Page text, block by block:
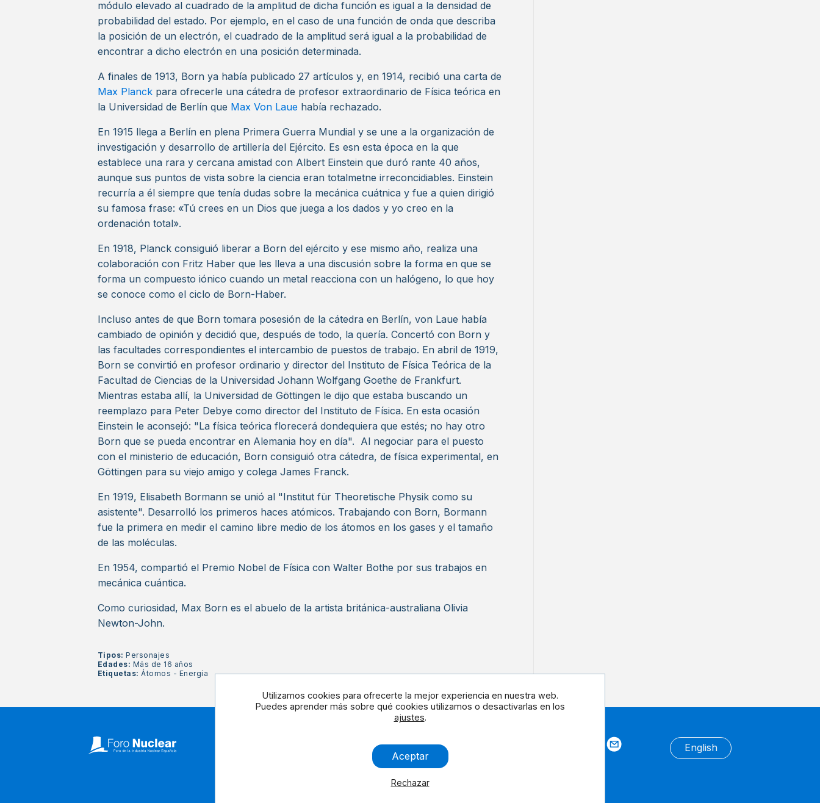
módulo elevado al cuadrado de la amplitud de dicha función es igual a la densidad de
probabilidad del estado. Por ejemplo, en el caso de una función de onda que describa
la posición de un electrón, el cuadrado de la amplitud será igual a la probabilidad de
encontrar a dicho electrón en una posición determinada.
A finales de 1913, Born ya había publicado 27 artículos y, en 1914, recibió una carta de
Max Planck para ofrecerle una cátedra de profesor extraordinario de Física teórica en
la Universidad de Berlín que Max Von Laue había rechazado.
En 1915 llega a Berlín en plena Primera Guerra Mundial y se une a la organización de
investigación y desarrollo de artillería del Ejército. Es esn esta época en la que
establece una rara y cercana amistad con Albert Einstein que duró rante 40 años,
aunque sus puntos de vista sobre la ciencia eran totalmetne irreconcidiables. Einstein
recurría a él siempre que tenía dudas sobre la mecánica cuátnica y fue a quien dirigió
su famosa frase: «Tú crees en un Dios que juega a los dados y yo creo en la
ordenación total».
En 1918, Planck consiguió liberar a Born del ejército y ese mismo año, realiza una
colaboración con Fritz Haber que les lleva a una discusión sobre la forma en que se
forma un compuesto iónico cuando un metal reacciona con un halógeno, lo que hoy
se conoce como el ciclo de Born-Haber.
Incluso antes de que Born tomara posesión de la cátedra en Berlín, von Laue había
cambiado de opinión y decidió que, después de todo, la quería.​ Concertó con Born y
las facultades correspondientes el intercambio de puestos de trabajo. En abril de 1919,
Born se convirtió en profesor ordinario y director del Instituto de Física Teórica de la
Facultad de Ciencias de la Universidad Johann Wolfgang Goethe de Frankfurt.​
Mientras estaba allí, la Universidad de Göttingen le dijo que estaba buscando un
reemplazo para Peter Debye como director del Instituto de Física. En esta ocasión
Einstein le aconsejó: "La física teórica florecerá dondequiera que estés; no hay otro
Born que se pueda encontrar en Alemania hoy en día". ​ Al negociar para el puesto
con el ministerio de educación, Born consiguió otra cátedra, de física experimental, en
Göttingen para su viejo amigo y colega James Franck.
En 1919, Elisabeth Bormann se unió al "Institut für Theoretische Physik como su
asistente". Desarrolló los primeros haces atómicos. Trabajando con Born, Bormann
fue la primera en medir el camino libre medio de los átomos en los gases y el tamaño
de las moléculas.
En 1954, compartió el Premio Nobel de Física con Walter Bothe por sus trabajos en
mecánica cuántica.
Como curiosidad, Max Born es el abuelo de la artista británica-australiana Olivia
Newton-John.
Tipos:Personajes
Edades: Más de 16 años
Etiquetas:Átomos - Energía
English
Utilizamos cookies para ofrecerte la mejor experiencia en nuestra web.
Puedes aprender más sobre qué cookies utilizamos o desactivarlas en los
ajustes.
Aceptar
Rechazar